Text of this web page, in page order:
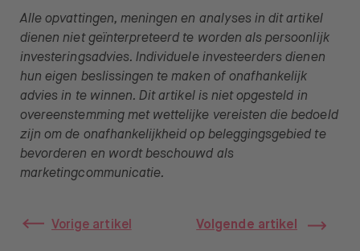
Alle opvattingen, meningen en analyses in dit artikel
dienen niet geïnterpreteerd te worden als persoonlijk
investeringsadvies. Individuele investeerders dienen
hun eigen beslissingen te maken of onafhankelijk
advies in te winnen. Dit artikel is niet opgesteld in
overeenstemming met wettelijke vereisten die bedoeld
zijn om de onafhankelijkheid op beleggingsgebied te
bevorderen en wordt beschouwd als
marketingcommunicatie.
Vorige artikel Volgende artikel